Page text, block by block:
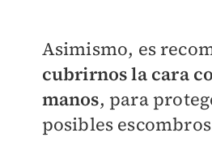
Asimismo, es
cubrirnos la cara
manos, para
posibles